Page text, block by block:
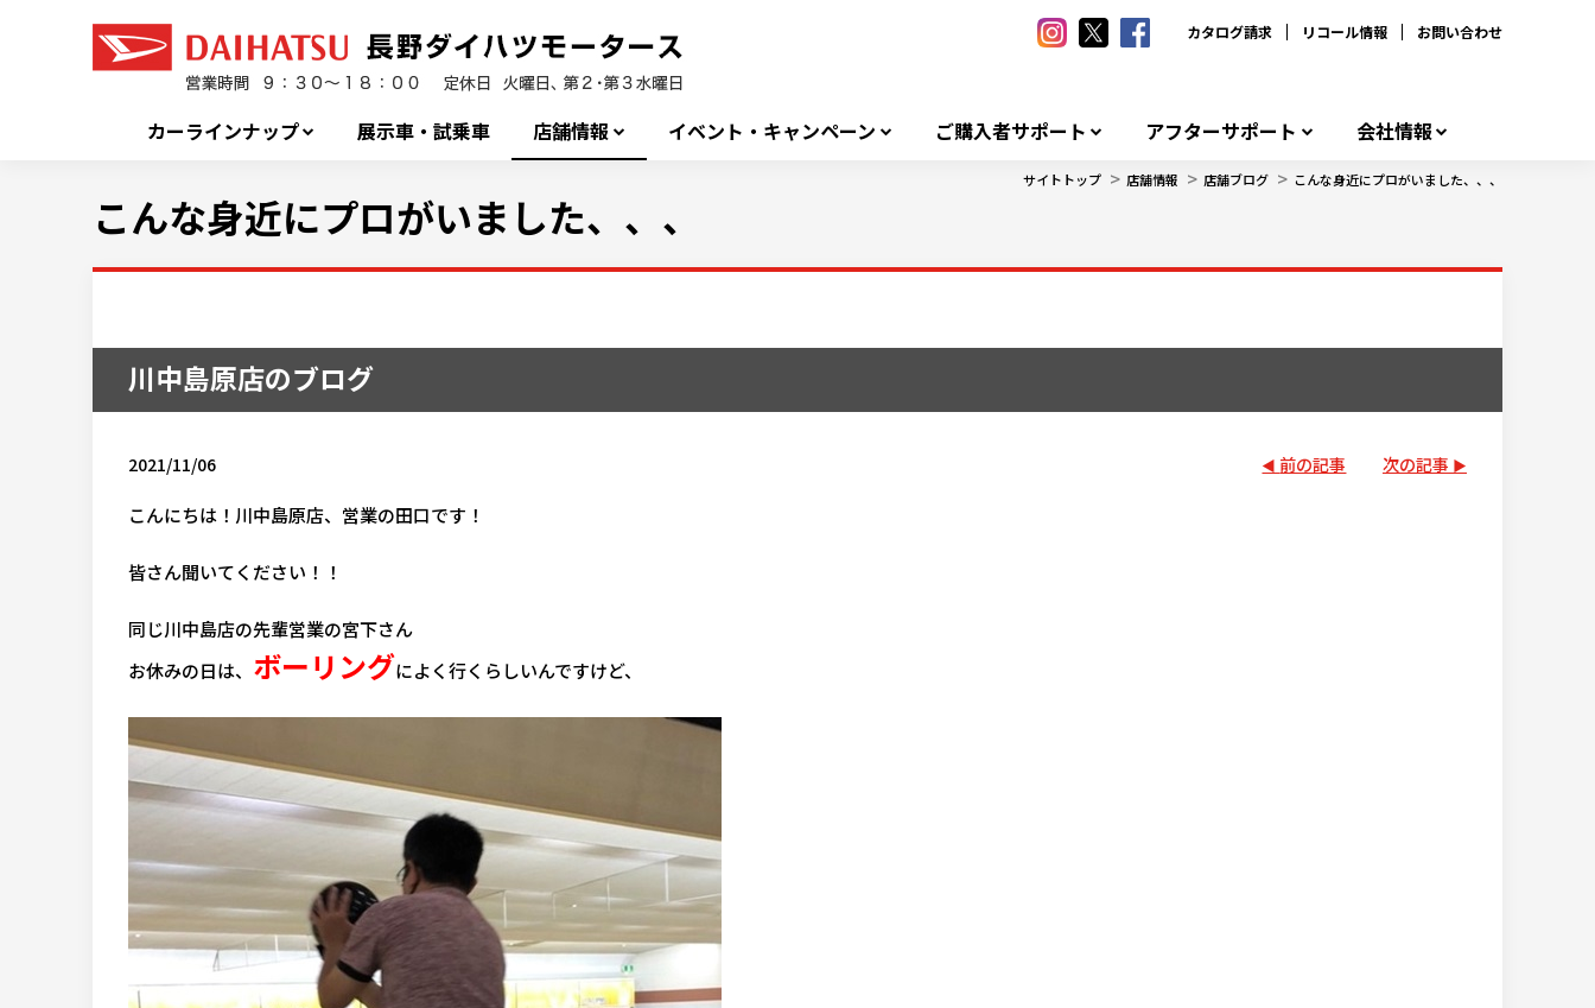
カタログ請求 リコール情報 お問い合わせ
カーラインナップ 展示車・試乗車 店舗情報 イベント・キャンペーン ご購入者サポート アフターサポート 会社情報
サイトトップ > 店舗情報 > 店舗ブログ > こんな身近にプロがいました、、、
こんな身近にプロがいました、、、
川中島原店のブログ
2021/11/06 前の記事 次の記事
こんにちは！川中島原店、営業の田口です！
皆さん聞いてください！！
同じ川中島店の先輩営業の宮下さん
お休みの日は、 ボーリングによく行くらしいんですけど、